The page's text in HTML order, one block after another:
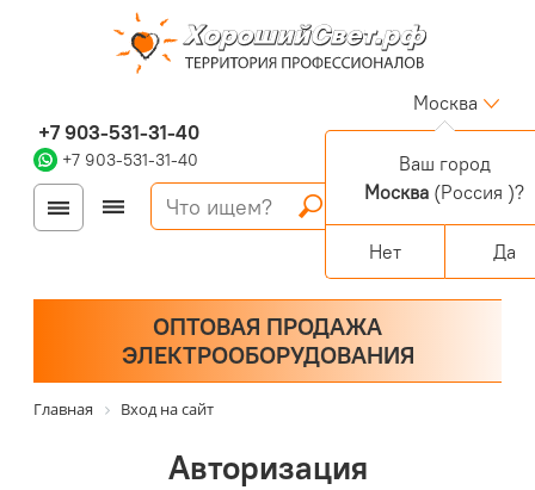
+7 903-531-31-40
+7 903-531-31-40
Москва
Войти
Регистрация
Корзина
0 позиций
Персональный раздел
ОПТОВАЯ ПРОДАЖА
ЭЛЕКТРООБОРУДОВАНИЯ
Главная Вход на сайт
Авторизация
Ваш город
Москва (Россия )?
Нет Да